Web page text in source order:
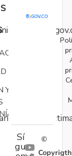
Y
Sí
gu
©
Copyrigth